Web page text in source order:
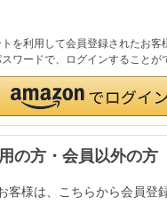
を利用して会員登録されたお客
ワードで、ログインすることが
の方・会員以外の方
客様は、こちらから会員登